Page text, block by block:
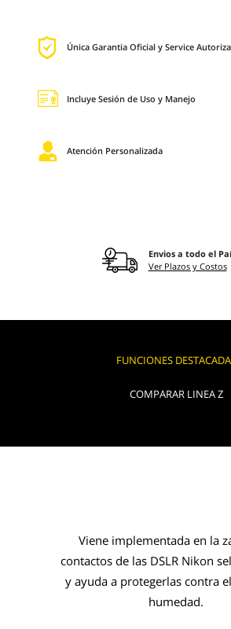
Única Garantia Oficial y Service
Incluye Sesión de Uso y Manejo
Atención Personalizada
Envios a todo el
Ver Plazos y Costos
FUNCIONES
COMPARAR LINEA Z
Viene implementada en la
contactos de las DSLR Nikon
y ayuda a protegerlas contra
humedad.